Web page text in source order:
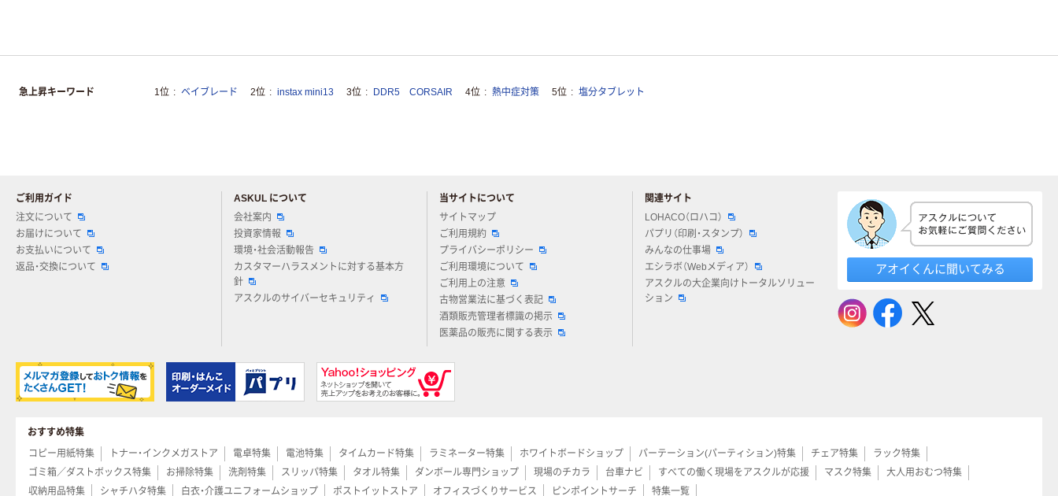
急上昇キーワード 1位 ベイブレード 2位 instax mini13 3位 DDR5 CORSAIR 4位 熱中症対策 5位 塩分タブレット
ご利用ガイド
注文について
お届けについて
お支払いについて
返品・交換について
ASKUL について
会社案内
投資家情報
環境・社会活動報告
カスタマーハラスメントに対する基本方
針
アスクルのサイバーセキュリティ
当サイトについて
サイトマップ
ご利用規約
プライバシーポリシー
ご利用環境について
ご利用上の注意
古物営業法に基づく表記
酒類販売管理者標識の掲示
医薬品の販売に関する表示
関連サイト
LOHACO（ロハコ）
パプリ（印刷・スタンプ）
みんなの仕事場
エシラボ（Webメディア）
アスクルの大企業向けトータルソリュー
ション
アオイくんに聞いてみる
おすすめ特集
コピー用紙特集
トナー・インクメガストア 電卓特集 電池特集 タイムカード特集 ラミネーター特集 ホワイトボードショップ パーテーション(パーティション)特集 チェア特集
ラック特集
ゴミ箱／ダストボックス特集
お掃除特集 洗剤特集 スリッパ特集 タオル特集 ダンボール専門ショップ 現場のチカラ 台車ナビ すべての働く現場をアスクルが応援 マスク特集
大人用おむつ特集
収納用品特集
シャチハタ特集 白衣・介護ユニフォームショップ ポストイットストア オフィスづくりサービス ピンポイントサーチ 特集一覧